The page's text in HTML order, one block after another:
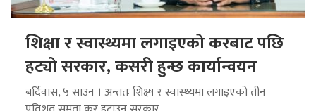
शिक्षा र स्वास्थ्यमा लगाइएको करबाट पछि
हट्यो सरकार, कसरी हुन्छ कार्यान्वयन
बर्दिवास, ५ साउन । अन्ततः शिक्ष्ष र स्वास्थ्यमा लगाइएको तीन